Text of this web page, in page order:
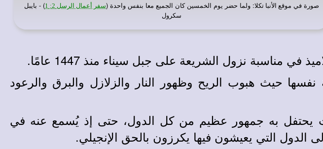
صورة في موقع الأنبا تكلا: ولما حضر يوم الخمسين كان الجميع معا بنفس واحدة (سفر أعمال الرسل 2: 1
) - بايبل
سكرول
مناسبة نزول الشريعة على جبل سيناء منذ 1447 عامًا.
نفسها حيث هبوب الريح وظهور النار والزلازل والبرق والرعود
يحتفل به جمهور عظيم من كل الدول، حتى إذ يُسمع عنه في
الدول التي يعيشون فيها يكرزون بالحق الإنجيلي.